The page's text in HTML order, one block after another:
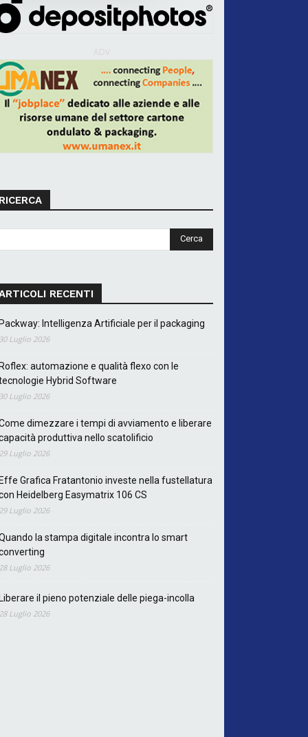
RECENTI
Intelligenza Artificiale per il packaging
Luglio 2026
automazione e qualità flexo con le
Hybrid Software
Luglio 2026
dimezzare i tempi di avviamento e liberare
produttiva nello scatolificio
Luglio 2026
Grafica Fratantonio investe nella fustellatura
Heidelberg Easymatrix 106 CS
Luglio 2026
la stampa digitale incontra lo smart
Luglio 2026
il pieno potenziale delle piega-incolla
Luglio 2026